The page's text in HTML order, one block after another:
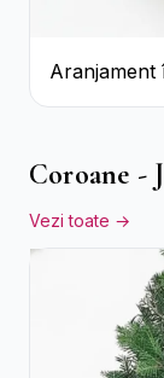
Aranjament
Trandafiri
Coroane -
Vezi toate →